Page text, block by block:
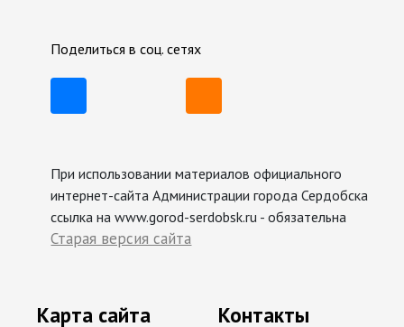
Поделиться в соц. сетях
При использовании материалов официального
интернет-сайта Администрации города Сердобска
ссылка на www.gorod-serdobsk.ru - обязательна
Старая версия сайта
Карта сайта Контакты